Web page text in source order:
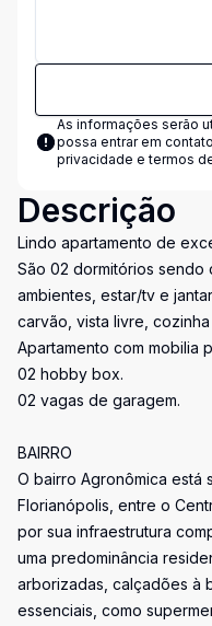
As informações serão
possa entrar em
privacidade e termos
Descrição
Lindo apartamento de
São 02 dormitórios sendo
ambientes, estar/tv e
carvão, vista livre,
Apartamento com mobilia
02 hobby box.
02 vagas de garagem.
BAIRRO
O bairro Agronômica está
Florianópolis, entre o
por sua infraestrutura
uma predominância
arborizadas, calçadões à
essenciais, como